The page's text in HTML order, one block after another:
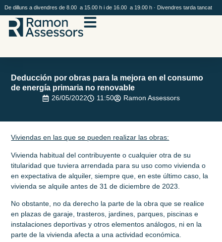
De dilluns a divendres de 8.00 a 15.00 h i de 16.00 a 19.00 h · Divendres tarda tancat
Deducción por obras para la mejora en el consumo
de energía primaria no renovable
26/05/2022 11:50 Ramon Assessors
Viviendas en las que se pueden realizar las obras:
Vivienda habitual del contribuyente o cualquier otra de su
titularidad que tuviera arrendada para su uso como vivienda o
en expectativa de alquiler, siempre que, en este último caso, la
vivienda se alquile antes de 31 de diciembre de 2023.
No obstante, no da derecho la parte de la obra que se realice
en plazas de garaje, trasteros, jardines, parques, piscinas e
instalaciones deportivas y otros elementos análogos, ni en la
parte de la vivienda afecta a una actividad económica.